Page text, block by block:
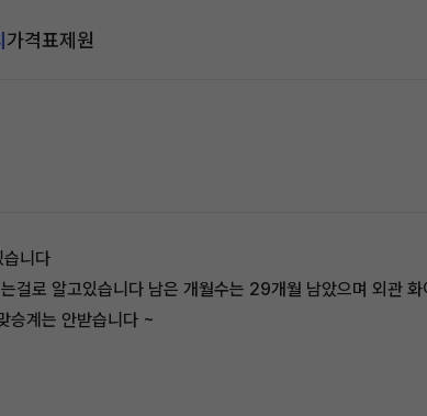
가격표제원
습니다
로 알고있습니다 남은 개월수는 29개월 남았으며 외관
승계는 안받습니다 ~